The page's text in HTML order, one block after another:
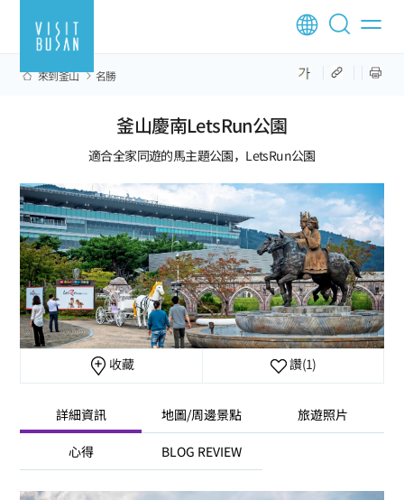
來到釜山 名勝
釜山慶南LetsRun公園
適合全家同遊的馬主題公園，LetsRun公園
收藏 讚(1)
詳細資訊 地圖/周邊景點 旅遊照片
心得 BLOG REVIEW